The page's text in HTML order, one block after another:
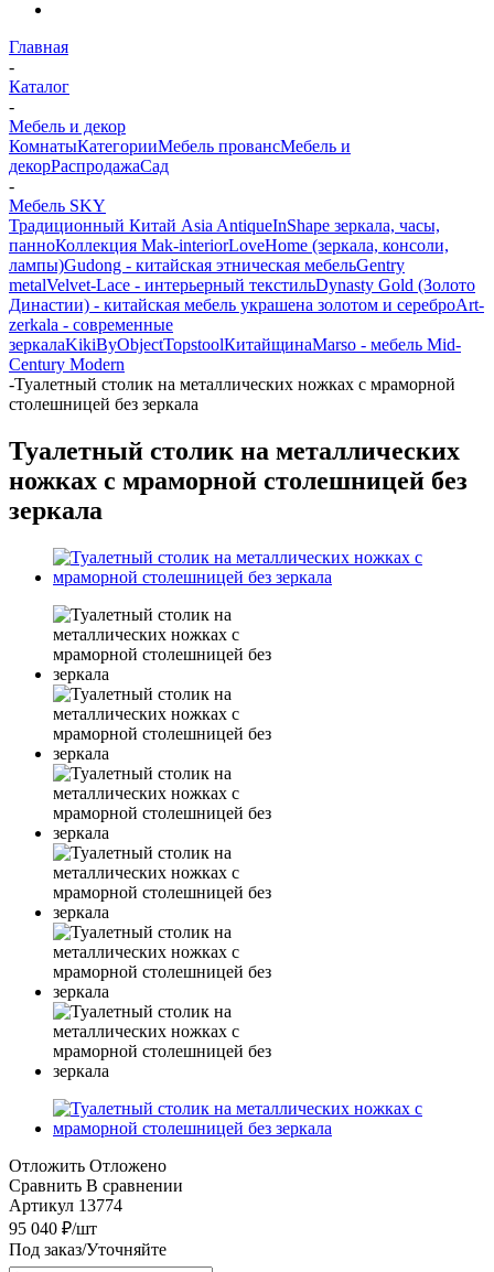
Главная
-
Каталог
-
Мебель и декор
КомнатыКатегорииМебель провансМебель и
декорРаспродажаСад
-
Мебель SKY
Традиционный Китай Asia AntiqueInShape зеркала, часы,
панноКоллекция Mak-interiorLoveHome (зеркала, консоли,
лампы)Gudong - китайская этническая мебельGentry
metalVelvet-Lace - интерьерный текстильDynasty Gold (Золото
Династии) - китайская мебель украшена золотом и сереброArt-
zerkala - современные
зеркалаKikiByObjectTopstoolКитайщинаMarso - мебель Mid-
Century Modern
-Туалетный столик на металлических ножках с мраморной
столешницей без зеркала
Туалетный столик на металлических
ножках с мраморной столешницей без
зеркала
Отложить Отложено
Сравнить В сравнении
Артикул 13774
95 040 ₽/шт
Под заказ/Уточняйте